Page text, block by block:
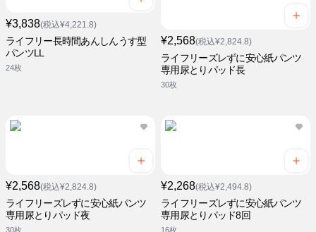
¥3,838(税込¥4,221.8)
ライフリー長時間あんしんうす型
パンツLL
24枚
¥2,568(税込¥2,824.8)
ライフリーズレずに安心紙パンツ
専用尿とりパッド長
30枚
¥2,568(税込¥2,824.8)
ライフリーズレずに安心紙パンツ
専用尿とりパッド夜
30枚
¥2,268(税込¥2,494.8)
ライフリーズレずに安心紙パンツ
専用尿とりパッド8回
16枚